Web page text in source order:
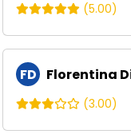
(5.00)
FD Florentina
(3.00)